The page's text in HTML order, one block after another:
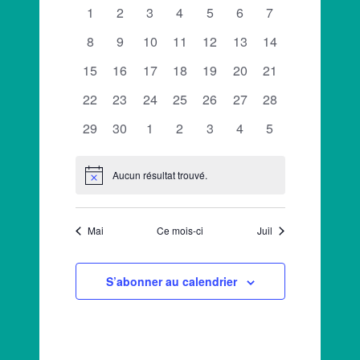
DE
date.
DE
ÉVÈNEMENTS
0
1
0
2
0
3
0
4
0
5
0
6
0
7
0
8
0
9
0
10
0
11
0
12
0
13
0
14
0
15
0
16
0
17
0
18
0
19
0
20
0
21
0
22
0
23
0
24
0
25
0
26
0
27
0
28
0
29
0
30
0
1
0
2
0
3
0
4
0
5
Notice Aucun résultat trouvé.
Mai Ce mois-ci Juil
S’abonner au calendrier